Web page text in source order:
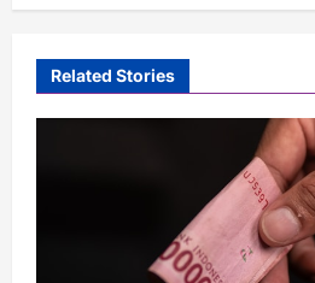
Related Stories